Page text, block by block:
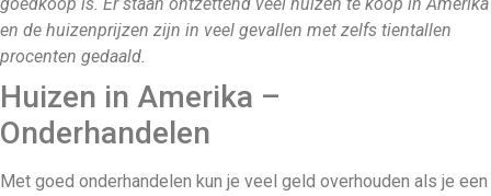
en de huizenprijzen zijn in veel gevallen met zelfs tientallen
procenten gedaald.
Huizen in Amerika –
Onderhandelen
Met goed onderhandelen kun je veel geld overhouden als je een